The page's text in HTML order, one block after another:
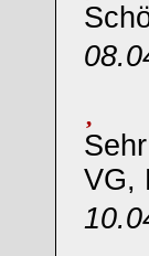
VG,